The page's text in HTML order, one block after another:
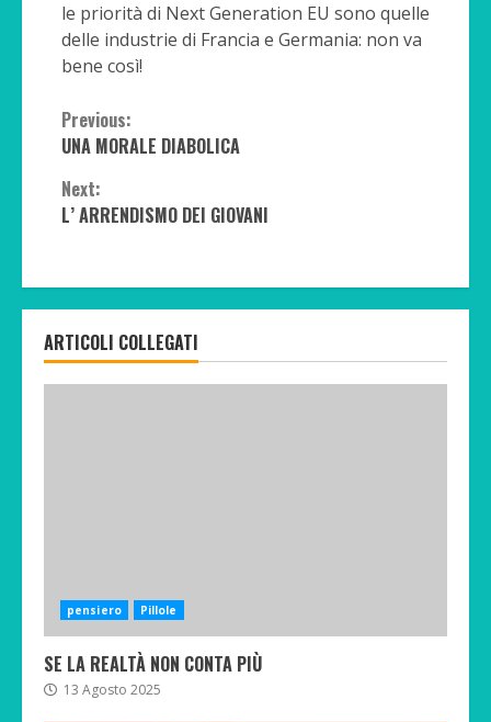
le priorità di Next Generation EU sono quelle
delle industrie di Francia e Germania: non va
bene così!
Continue
Reading
Previous:
UNA MORALE DIABOLICA
Next:
L’ ARRENDISMO DEI GIOVANI
ARTICOLI COLLEGATI
pensiero Pillole
SE LA REALTÀ NON CONTA PIÙ
13 Agosto 2025